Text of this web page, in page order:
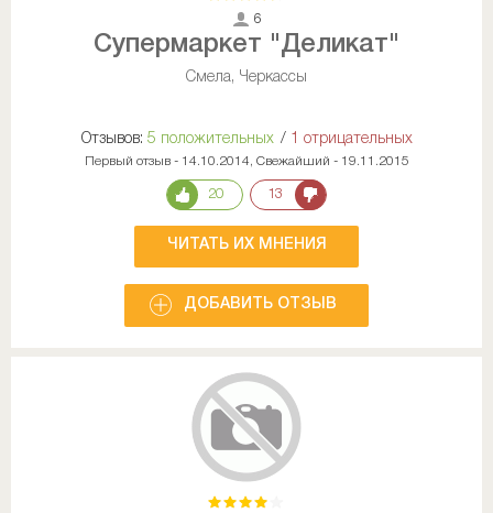
6
Супермаркет "Деликат"
Смела, Черкассы
Отзывов: 5 положительных / 1 отрицательных
Первый отзыв - 14.10.2014, Свежайший - 19.11.2015
20 13
ЧИТАТЬ ИХ МНЕНИЯ
ДОБАВИТЬ ОТЗЫВ